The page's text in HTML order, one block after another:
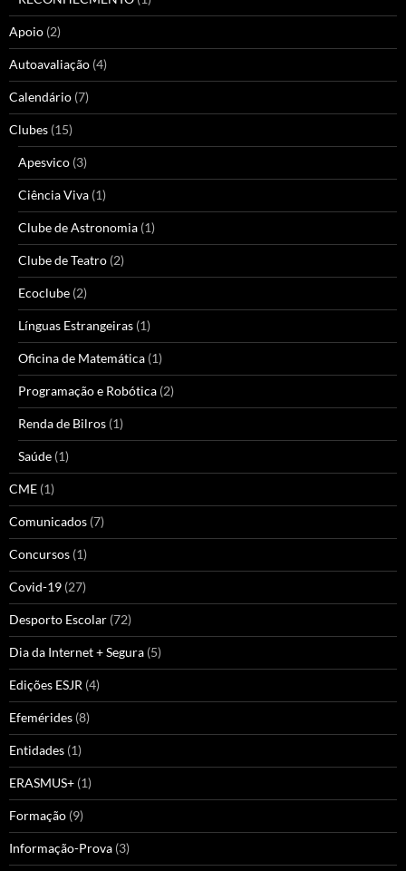
Apoio (2)
Autoavaliação (4)
Calendário (7)
Clubes (15)
Apesvico (3)
Ciência Viva (1)
Clube de Astronomia (1)
Clube de Teatro (2)
Ecoclube (2)
Línguas Estrangeiras (1)
Oficina de Matemática (1)
Programação e Robótica (2)
Renda de Bilros (1)
Saúde (1)
CME (1)
Comunicados (7)
Concursos (1)
Covid-19 (27)
Desporto Escolar (72)
Dia da Internet + Segura (5)
Edições ESJR (4)
Efemérides (8)
Entidades (1)
ERASMUS+ (1)
Formação (9)
Informação-Prova (3)